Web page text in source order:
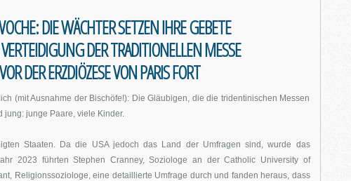
DIE WÄCHTER SETZEN IHRE GEBETE
DER TRADITIONELLEN MESSE
VOR DER ERZDIÖZESE VON PARIS FORT
(mit Ausnahme der Bischöfe!): Die Gläubigen, die die tridentinischen Messen
jung: junge Paare, viele Kinder.
Staaten. Da die USA jedoch das Land der Umfragen sind, wurde das
2023 führten Stephen Cranney, Soziologe an der Catholic University of
Religionssoziologe, eine detaillierte Umfrage durch und fanden heraus, dass